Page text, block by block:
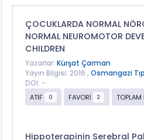
ÇOCUKLARDA NORMAL
NORMAL NEUROMOTOR
CHILDREN
Yazarlar: Kürşat Çarman
Yayın Bilgisi: 2016 , Osmangazi
DOI: -
ATIF
0 FAVORİ 2 TOPLAM
Hippoterapinin Serebral